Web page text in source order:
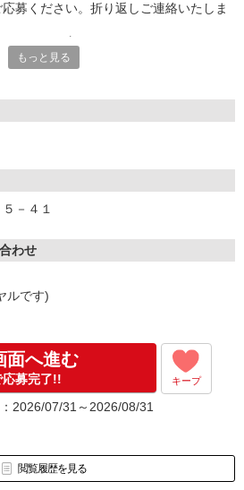
応募ください。折り返しご連絡いたしま
のメールを受信できるよう設定をお願い
い可能性がございますため、
中)
程度。
接日程のご案内に通常よりお時間をい
もっと見る
－４１
わせ
ルです)
面へ進む
応募完了!! キープ
2026/07/31～2026/08/31
閲覧履歴を見る